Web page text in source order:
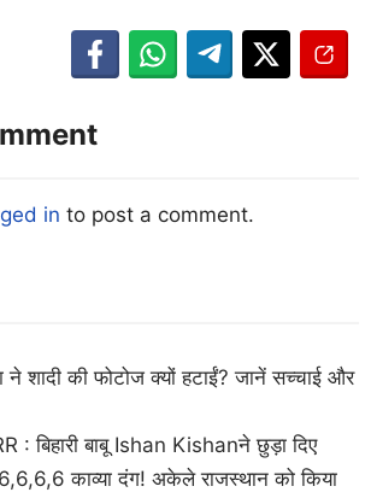
in to post a comment.
ने शादी की फोटोज क्यों हटाईं? जानें सच्चाई और
: बिहारी बाबू Ishan Kishanने छुड़ा दिए
काव्या दंग! अकेले राजस्थान को किया